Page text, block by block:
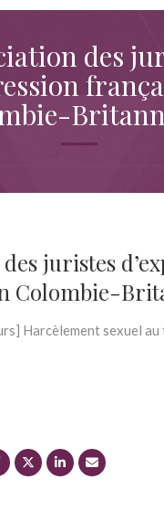
des
juristes
Colombie-
Harcèlement sexuel